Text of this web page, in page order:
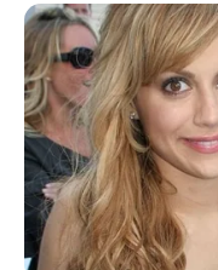
período em
e conquistou o coração
A professora de
Marson, faleceu em
quinta-feira (24).
Muito querida na
referência na área de
com muita tristeza a
A professora de